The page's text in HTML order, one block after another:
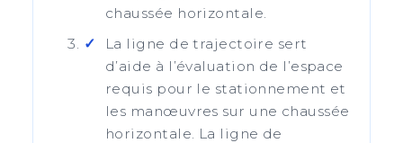
chaussée horizontale.
La ligne de trajectoire sert
d’aide à l’évaluation de l’espace
requis pour le stationnement et
les manœuvres sur une chaussée
horizontale. La ligne de